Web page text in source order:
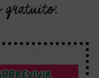
gratuito: